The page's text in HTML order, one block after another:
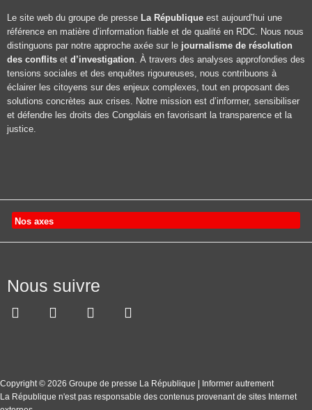
Le site web du groupe de presse La République est aujourd’hui une
référence en matière d’information fiable et de qualité en RDC. Nous nous
distinguons par notre approche axée sur le journalisme de résolution
des conflits et d’investigation. À travers des analyses approfondies des
tensions sociales et des enquêtes rigoureuses, nous contribuons à
éclairer les citoyens sur des enjeux complexes, tout en proposant des
solutions concrètes aux crises. Notre mission est d’informer, sensibiliser
et défendre les droits des Congolais en favorisant la transparence et la
justice.
Nos axes
Nous suivre
Copyright © 2026 Groupe de presse La République | Informer autrement
La République n'est pas responsable des contenus provenant de sites Internet